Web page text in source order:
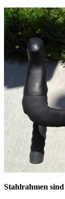
Stahlrahmen